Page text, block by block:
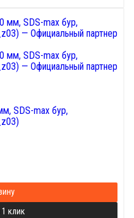
SDS-max бур,
1 клик